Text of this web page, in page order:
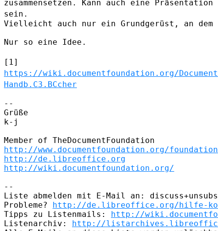
zusammensetzen. Kann auch eine Präsentation
sein.
Vielleicht auch nur ein Grundgerüst, an dem
Nur so eine Idee.
[1]
https://wiki.documentfoundation.org/
Handb.C3.BCcher
--
Grüße
k-j
http://www.documentfoundation.org/
http://de.libreoffice.org
http://wiki.documentfoundation.org/
--
Liste abmelden mit E-Mail an:
Probleme? http://de.libreoffice.org/hilfe-
Tipps zu Listenmails: http://
Listenarchiv: http://